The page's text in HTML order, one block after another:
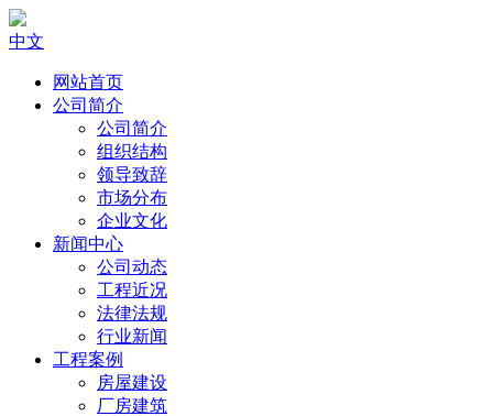
中文
网站首页
公司简介
公司简介
组织结构
领导致辞
市场分布
企业文化
新闻中心
公司动态
工程近况
法律法规
行业新闻
工程案例
房屋建设
厂房建筑